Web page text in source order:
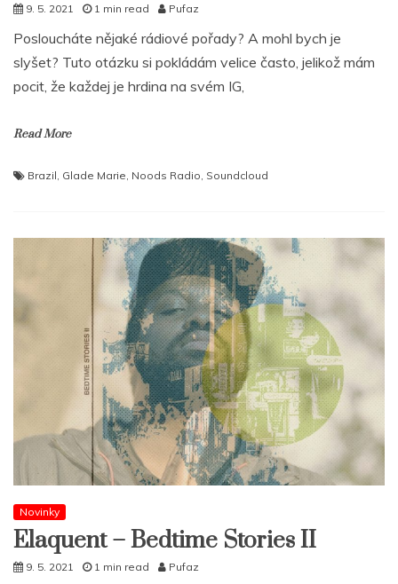
9. 5. 2021 1 min read Pufaz
Posloucháte nějaké rádiové pořady? A mohl bych je
slyšet? Tuto otázku si pokládám velice často, jelikož mám
pocit, že každej je hrdina na svém IG,
Read More
Brazil Glade Marie Noods Radio Soundcloud
Novinky
Elaquent – Bedtime Stories II
9. 5. 2021 1 min read Pufaz